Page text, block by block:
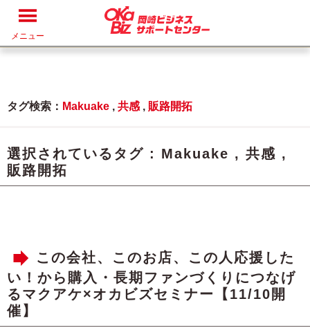
メニュー
タグ検索： Makuake , 共感 , 販路開拓
選択されているタグ : Makuake , 共感 ,
販路開拓
この会社、このお店、この人応援した
い！から購入・長期ファンづくりにつなげ
るマクアケ×オカビズセミナー【11/10開
催】